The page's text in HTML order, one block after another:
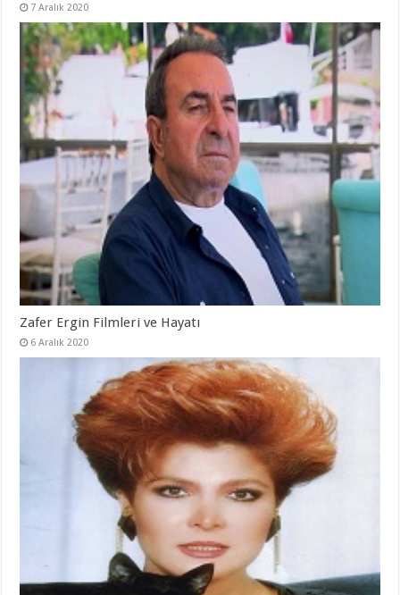
7 Aralık 2020
Zafer Ergin Filmleri ve Hayatı
6 Aralık 2020